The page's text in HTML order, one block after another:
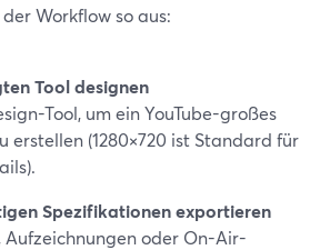
Workflow so aus:
Tool designen
Tool, um ein YouTube-großes
erstellen (1280×720 ist Standard für
Spezifikationen exportieren
Aufzeichnungen oder On-Air-